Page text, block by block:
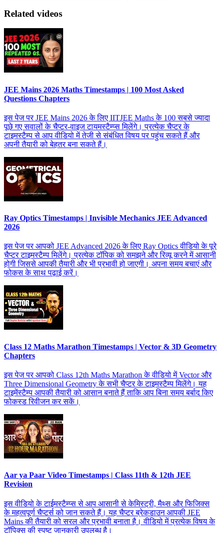
Related videos
JEE Mains 2026 Maths Timestamps | 100 Most Asked
Questions Chapters
इस पेज पर JEE Mains 2026 के लिए IITJEE Maths के 100 सबसे ज्यादा
पूछे गए सवालों के चैप्टर-वाइज टायमस्टैम्प्स मिलेंगे। प्रत्येक चैप्टर के
टाइमस्टैम्प से आप वीडियो में तेजी से संबंधित विषय पर पहुंच सकते हैं और
अपनी तैयारी को बेहतर बना सकते हैं।
Ray Optics Timestamps | Invisible Mechanics JEE Advanced
2026
इस पेज पर आपको JEE Advanced 2026 के लिए Ray Optics वीडियो के पूरे
चैप्टर टाइमस्टैम्प मिलेंगे। प्रत्येक टॉपिक को समझने और रिव्यू करने में आसानी
होगी जिससे आपकी तैयारी और भी प्रभावी हो जाएगी। अपना समय बचाएं और
फोकस के साथ पढ़ाई करें।
Class 12 Maths Marathon Timestamps | Vector & 3D Geometry
Chapters
इस पेज पर आपको Class 12th Maths Marathon के वीडियो में Vector और
Three Dimensional Geometry के सभी चैप्टर के टाइमस्टैम्प मिलेंगे। यह
टाइमेंस्टैम्प आपकी तैयारी को आसान बनाते हैं ताकि आप बिना समय बर्बाद किए
फोकस्ड रिवीजन कर सकें।
Aar ya Paar Video Timestamps | Class 11th & 12th JEE
Revision
इस वीडियो के टाईमस्टैम्प्स से आप आसानी से केमिस्ट्री, मैथ्स और फिजिक्स
के महत्वपूर्ण चैप्टर्स को जान सकते हैं। यह चैप्टर ब्रेकडाउन आपकी JEE
Mains की तैयारी को सरल और प्रभावी बनाता है। वीडियो में प्रत्येक विषय के
टॉपिक्स की स्पष्ट जानकारी उपलब्ध है।